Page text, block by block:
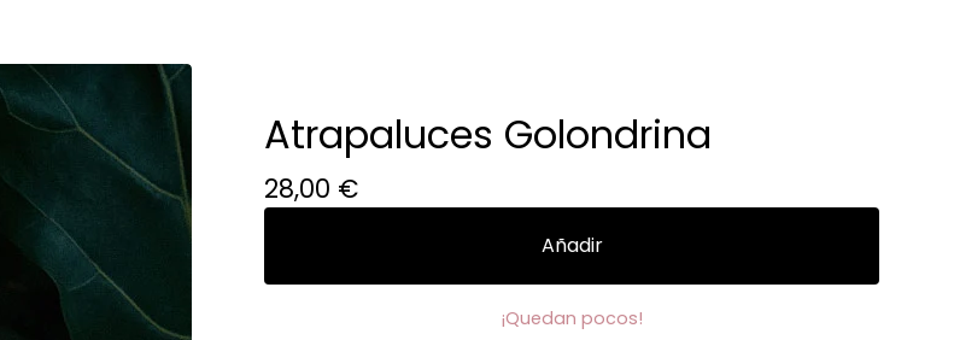
Atrapaluces Golondrina
28,00 €
Añadir
¡Quedan pocos!